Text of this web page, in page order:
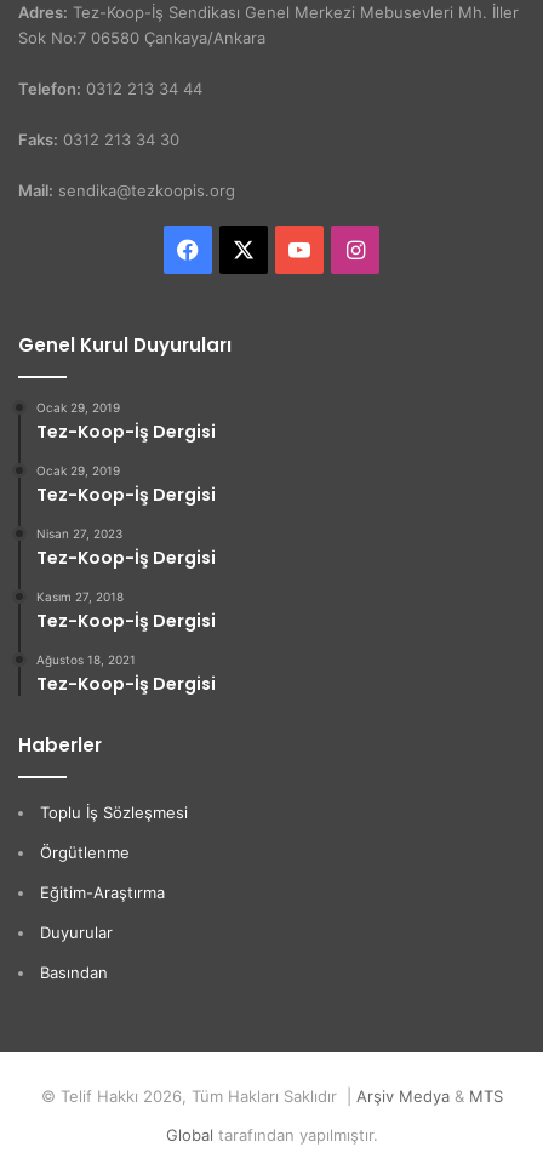
Adres: Tez-Koop-İş Sendikası Genel Merkezi Mebusevleri Mh. İller
Sok No:7 06580 Çankaya/Ankara
Telefon: 0312 213 34 44
Faks: 0312 213 34 30
Mail: sendika@tezkoopis.org
Facebook YouTubeInstagram
Genel Kurul Duyuruları
Ocak 29, 2019
Tez-Koop-İş Dergisi
Ocak 29, 2019
Tez-Koop-İş Dergisi
Nisan 27, 2023
Tez-Koop-İş Dergisi
Kasım 27, 2018
Tez-Koop-İş Dergisi
Ağustos 18, 2021
Tez-Koop-İş Dergisi
Haberler
Toplu İş Sözleşmesi
Örgütlenme
Eğitim-Araştırma
Duyurular
Basından
© Telif Hakkı 2026, Tüm Hakları Saklıdır | Arşiv Medya& MTS
Global tarafından yapılmıştır.